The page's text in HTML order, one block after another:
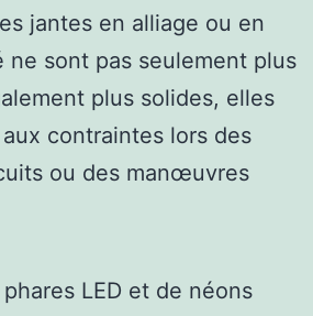
jantes en alliage ou en
ne sont pas seulement plus
plus solides, elles
contraintes lors des
ou des manœuvres
phares LED et de néons